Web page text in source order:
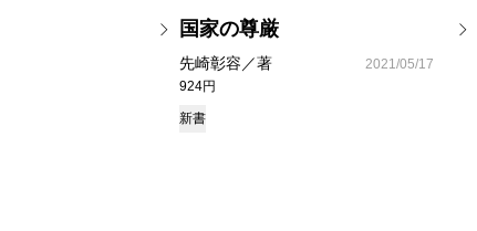
国家の尊厳
先崎彰容／著
924円
2021/05/17
新書